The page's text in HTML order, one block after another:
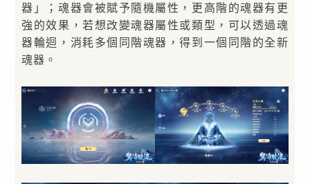
器」；魂器會被賦予隨機屬性，更高階的魂器有更
強的效果，若想改變魂器屬性或類型，可以透過魂
器輪迴，消耗多個同階魂器，得到一個同階的全新
魂器。